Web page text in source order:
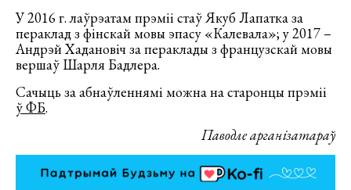
У 2016 г. лаўрэатам прэміі стаў Якуб Лапатка за
пераклад з фінскай мовы эпасу «Калевала»; у 2017 –
Андрэй Хадановіч за пераклады з французскай мовы
вершаў Шарля Бадлера.
Сачыць за абнаўленнямі можна на старонцы прэміі
ў ФБ.
Паводле арганізатараў